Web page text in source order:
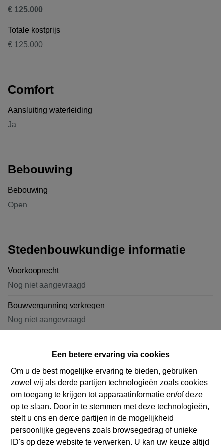
Een betere ervaring via cookies
Om u de best mogelijke ervaring te bieden, gebruiken
zowel wij als derde partijen technologieën zoals cookies
om toegang te krijgen tot apparaatinformatie en/of deze
op te slaan. Door in te stemmen met deze technologieën,
stelt u ons en derde partijen in de mogelijkheid
persoonlijke gegevens zoals browsegedrag of unieke
ID's op deze website te verwerken. U kan uw keuze altijd
€ 125.000
Totale kostprijs
€ 125.000
Comfort
Aansluiting waterleiding
Ja
Bebouwing
Bebouwing
Open
Stedenbouwkundige informatie
Voorkooprecht
Nog niet aangevraagd
Bouwvergunning verkregen
Nog niet aangevraagd
Nog niet aangevraagd
Verkavelingsvergunning
Nog niet aangevraagd
Bestemming
Nog niet aangevraagd